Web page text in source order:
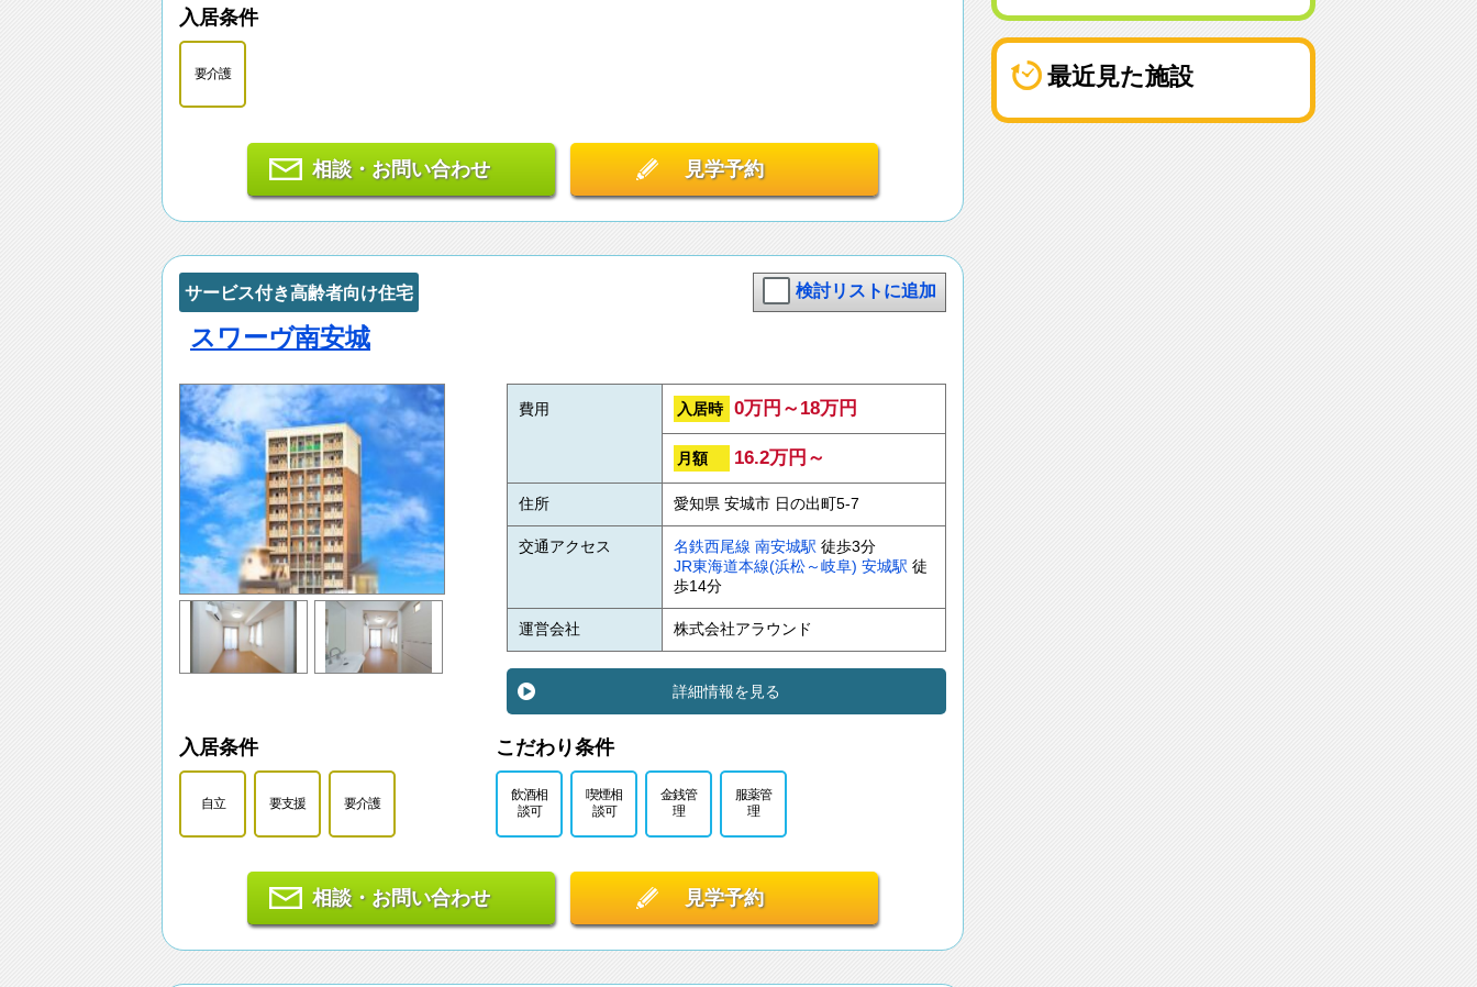
入居条件
要介護
相談・お問い合わせ 見学予約
サービス付き高齢者向け住宅 検討リストに追加
スワーヴ南安城
費用 入居時 0万円～18万円
月額 16.2万円～
住所 愛知県 安城市 日の出町5-7
交通アクセス 名鉄西尾線 南安城駅 徒歩3分
JR東海道本線(浜松～岐阜) 安城駅 徒
歩14分
運営会社 株式会社アラウンド
詳細情報を見る
入居条件
自立 要支援 要介護
こだわり条件
飲酒相
談可
喫煙相
談可
金銭管
理
服薬管
理
相談・お問い合わせ 見学予約
最近見た施設